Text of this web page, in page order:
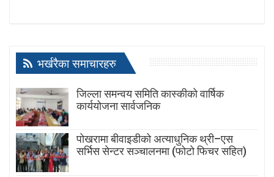
भर्खरैका समाचारहरु
जिल्ला समन्वय समिति कास्कीको वार्षिक
कार्ययोजना सार्वजनिक
पोखरामा बीवाइडीको अत्याधुनिक थ्री–एस
सर्भिस सेन्टर सञ्चालनमा (फोटो फिचर सहित)